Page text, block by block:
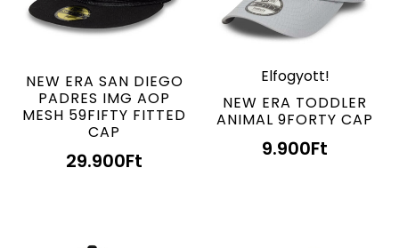
NEW ERA SAN DIEGO
PADRES IMG AOP
MESH 59FIFTY FITTED
CAP
29.900Ft
Elfogyott!
NEW ERA TODDLER
ANIMAL 9FORTY CAP
9.900Ft